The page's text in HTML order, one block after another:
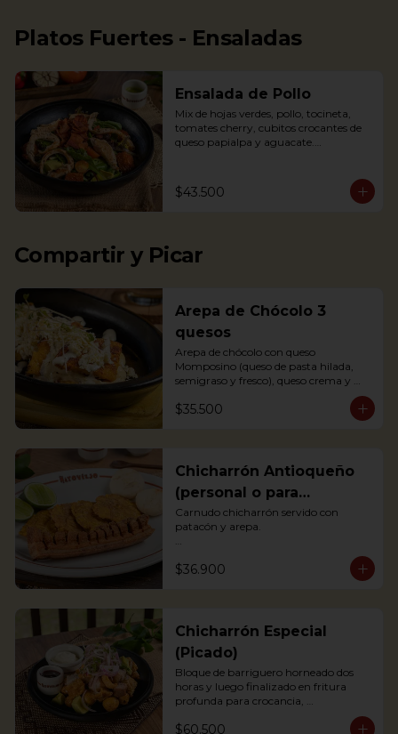
Salmon in shrimp sauce accompanied
Platos Fuertes - Ensaladas
Ensalada de Pollo
Mix de hojas verdes, pollo, tocineta,
tomates cherry, cubitos crocantes de
queso papialpa y aguacate.
papialpa cheese and avocado.
$43.500
Compartir y Picar
Arepa de Chócolo 3
quesos
Arepa de chócolo con queso
Momposino (queso de pasta hilada,
semigraso y fresco), queso crema y
Sweet corn Arepa with 3 types of
$35.500
Chicharrón Antioqueño
(personal o para
compartir)
Carnudo chicharrón servido con
patacón y arepa.
patacón y arepa.
plantain and arepa
$36.900
Chicharrón Especial
(Picado)
Bloque de barriguero horneado dos
horas y luego finalizado en fritura
profunda para crocancia,
cebolla acevichada y reducción de
$60.500